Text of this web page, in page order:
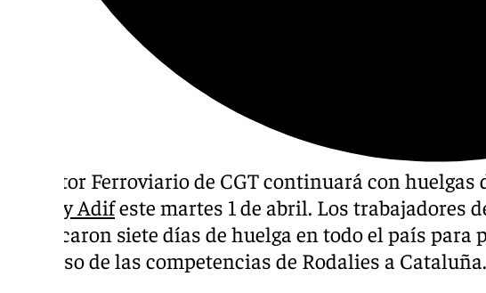
El Sector Ferroviario de CGT continuará con huelgas
Renfe y Adifeste martes 1 de abril. Los trabajadores
convocaron siete días de huelga en todo el país para
traspaso de las competencias de Rodalies a Cataluña.